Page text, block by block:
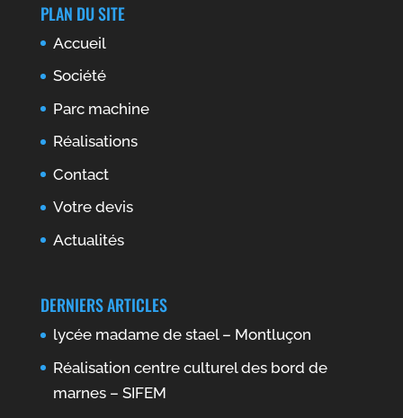
PLAN DU SITE
Accueil
Société
Parc machine
Réalisations
Contact
Votre devis
Actualités
DERNIERS ARTICLES
lycée madame de stael – Montluçon
Réalisation centre culturel des bord de
marnes – SIFEM